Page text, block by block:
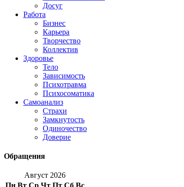
Досуг
Работа
Бизнес
Карьера
Творчество
Коллектив
Здоровье
Тело
Зависимость
Психотравма
Психосоматика
Самоанализ
Страхи
Замкнутость
Одиночество
Доверие
Обращения
Август 2026